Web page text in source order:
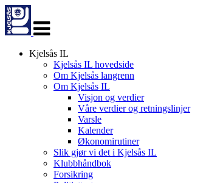
navigasjon
Kjelsås IL
Kjelsås IL hovedside
Om Kjelsås langrenn
Om Kjelsås IL
Visjon og verdier
Våre verdier og retningslinjer
Varsle
Kalender
Økonomirutiner
Slik gjør vi det i Kjelsås IL
Klubbhåndbok
Forsikring